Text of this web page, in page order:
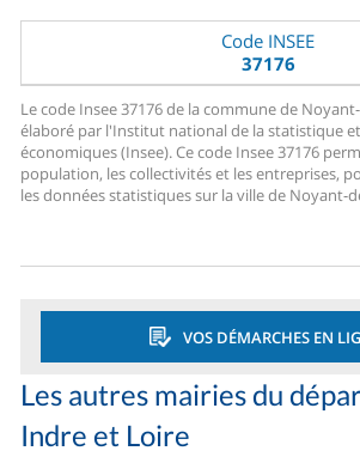
Code INSEE
37176
Le code Insee 37176 de la commune de
élaboré par l'Institut national de la statistique
économiques (Insee). Ce code Insee 37176
population, les collectivités et les entreprises,
les données statistiques sur la ville de Noyant-
VOS DÉMARCHES EN
Les autres mairies du
Indre et Loire